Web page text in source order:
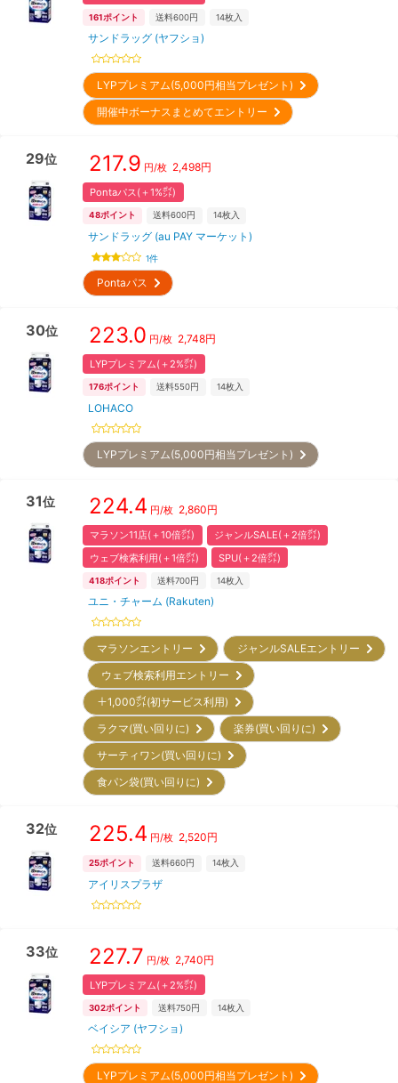
161ポイント 送料600円 14枚入
サンドラッグ (ヤフショ)
LYPプレミアム(5,000円相当プレゼント)
開催中ボーナスまとめてエントリー
29位 217.9 円/枚 2,498円
Pontaパス(＋1%㌽)
48ポイント 送料600円 14枚入
サンドラッグ (au PAY マーケット)
1件
Pontaパス
30位 223.0 円/枚 2,748円
LYPプレミアム(＋2%㌽)
176ポイント 送料550円 14枚入
LOHACO
LYPプレミアム(5,000円相当プレゼント)
31位 224.4 円/枚 2,860円
マラソン11店(＋10倍㌽)
ジャンルSALE(＋2倍㌽)
ウェブ検索利用(＋1倍㌽)
SPU(＋2倍㌽)
418ポイント 送料700円 14枚入
ユニ・チャーム (Rakuten)
マラソンエントリー
ジャンルSALEエントリー
ウェブ検索利用エントリー
＋1,000㌽(初サービス利用)
ラクマ(買い回りに)
楽券(買い回りに)
サーティワン(買い回りに)
食パン袋(買い回りに)
32位 225.4 円/枚 2,520円
25ポイント 送料660円 14枚入
アイリスプラザ
33位 227.7 円/枚 2,740円
LYPプレミアム(＋2%㌽)
302ポイント 送料750円 14枚入
ベイシア (ヤフショ)
LYPプレミアム(5,000円相当プレゼント)